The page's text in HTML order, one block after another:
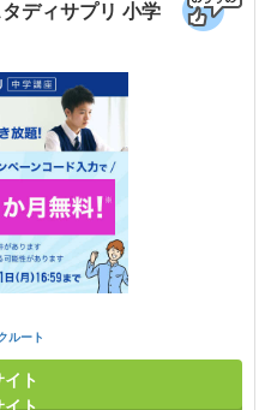
ディサプリ 小学
ルート
ト